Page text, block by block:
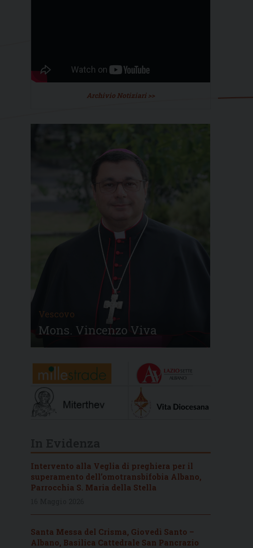
Archivio Notiziari >>
Vescovo
Mons. Vincenzo Viva
Intervento alla Veglia di preghiera per il
superamento dell’omotransbifobia Albano,
Parrocchia S. Maria della Stella
Santa Messa del Crisma, Giovedì Santo –
Albano, Basilica Cattedrale San Pancrazio